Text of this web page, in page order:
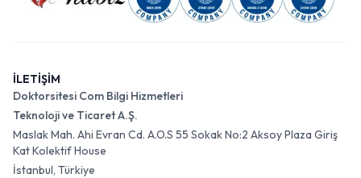
İLETİŞİM
Doktorsitesi Com Bilgi Hizmetleri
Teknoloji ve Ticaret A.Ş.
Maslak Mah. Ahi Evran Cd. A.O.S 55 Sokak No:2 Aksoy Plaza Giriş
Kat Kolektif House
İstanbul, Türkiye